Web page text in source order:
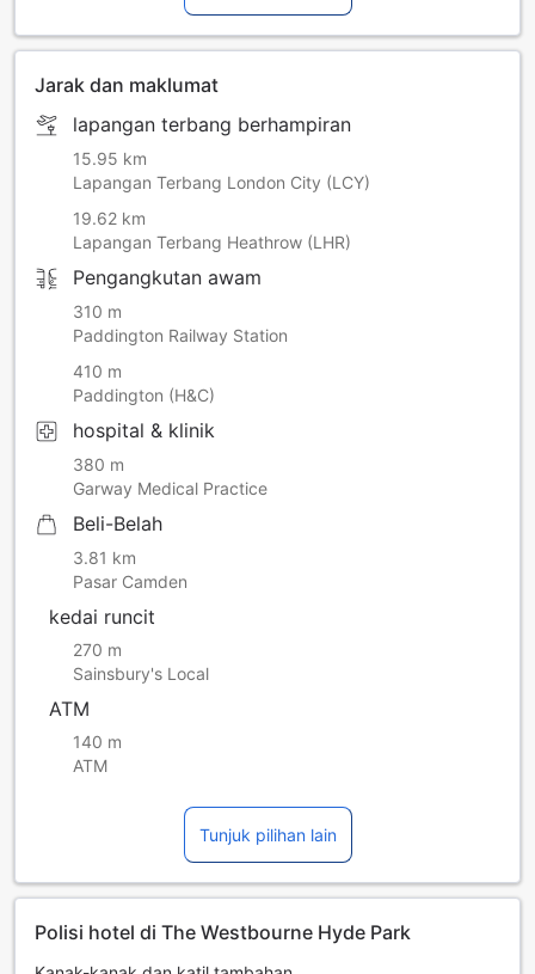
Jarak dan maklumat
lapangan terbang berhampiran
15.95 km
Lapangan Terbang London City (LCY)
19.62 km
Lapangan Terbang Heathrow (LHR)
Pengangkutan awam
310 m
Paddington Railway Station
410 m
Paddington (H&C)
hospital & klinik
380 m
Garway Medical Practice
Beli-Belah
3.81 km
Pasar Camden
kedai runcit
270 m
Sainsbury's Local
ATM
140 m
ATM
Tunjuk pilihan lain
Polisi hotel di The Westbourne Hyde Park